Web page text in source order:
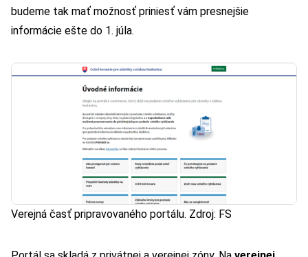
budeme tak mať možnosť priniesť vám presnejšie
informácie ešte do 1. júla.
Verejná časť pripravovaného portálu. Zdroj: FS